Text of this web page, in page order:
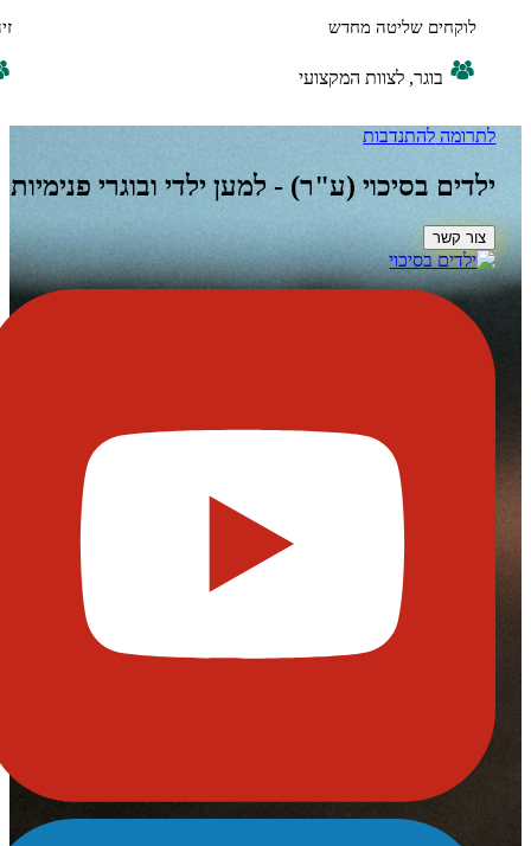
שליטה מחדש
לצוות המקצועי
זיהוי וחיבור
בוגר,
להתנדבות
בסיכוי (ע"ר) - למען ילדי ובוגרי פנימיות